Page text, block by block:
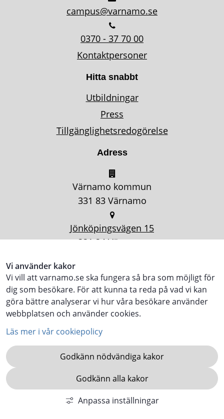
Vi använder kakor
Vi vill att varnamo.se ska fungera så bra som möjligt för
dig som besökare. För att kunna ta reda på vad vi kan
göra bättre analyserar vi hur våra besökare använder
webbplatsen och använder cookies.
Läs mer i vår cookiepolicy
Godkänn nödvändiga kakor
Godkänn alla kakor
Anpassa inställningar
campus@varnamo.se
0370 - 37 70 00
Kontaktpersoner
Hitta snabbt
Utbildningar
Press
Tillgänglighetsredogörelse
Adress
Värnamo kommun
331 83 Värnamo
Jönköpingsvägen 15
331 34 Värnamo
KOMMUN.VARNAMO.SE